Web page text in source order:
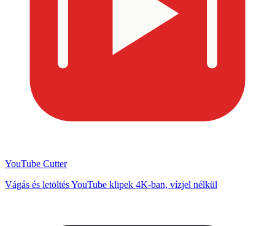
YouTube Cutter
Vágás és letöltés YouTube klipek 4K-ban, vízjel nélkül